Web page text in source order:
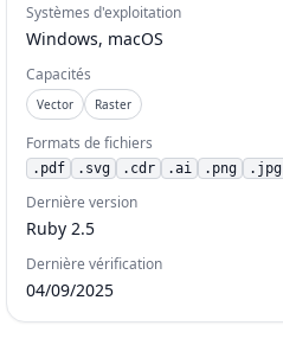
Systèmes d'exploitation
Windows, macOS
Capacités
Vector Raster
Formats de fichiers
. pdf . svg . cdr .ai . png . jpg
Dernière version
Ruby 2.5
Dernière vérification
04/09/2025